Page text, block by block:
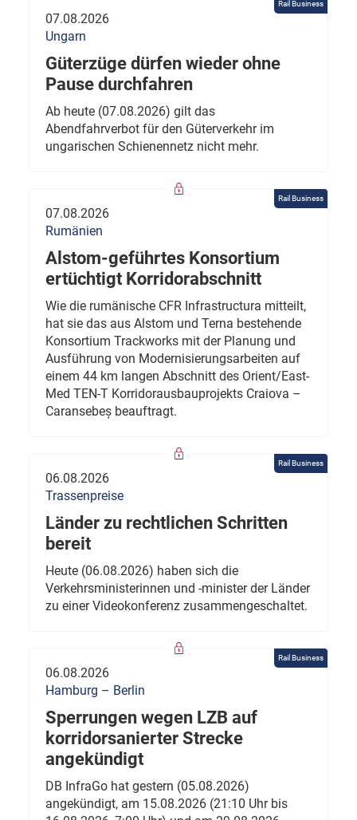
Rail Business
07.08.2026
Ungarn
Güterzüge dürfen wieder ohne
Pause durchfahren
Ab heute (07.08.2026) gilt das
Abendfahrverbot für den Güterverkehr im
ungarischen Schienennetz nicht mehr.
Rail Business
07.08.2026
Rumänien
Alstom-geführtes Konsortium
ertüchtigt Korridorabschnitt
Wie die rumänische CFR Infrastructura mitteilt,
hat sie das aus Alstom und Terna bestehende
Konsortium Trackworks mit der Planung und
Ausführung von Modernisierungsarbeiten auf
einem 44 km langen Abschnitt des Orient/East-
Med TEN-T Korridorausbauprojekts Craiova –
Caransebeș beauftragt.
Rail Business
06.08.2026
Trassenpreise
Länder zu rechtlichen Schritten
bereit
Heute (06.08.2026) haben sich die
Verkehrsministerinnen und -minister der Länder
zu einer Videokonferenz zusammengeschaltet.
Rail Business
06.08.2026
Hamburg – Berlin
Sperrungen wegen LZB auf
korridorsanierter Strecke
angekündigt
DB InfraGo hat gestern (05.08.2026)
angekündigt, am 15.08.2026 (21:10 Uhr bis